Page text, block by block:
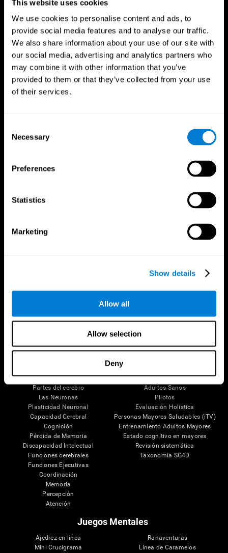
This website uses cookies
We use cookies to personalise content and ads, to
provide social media features and to analyse our traffic.
We also share information about your use of our site with
our social media, advertising and analytics partners who
may combine it with other information that you’ve
provided to them or that they’ve collected from your use
of their services.
Selection
Necessary
Preferences
Statistics
Marketing
Show details
Allow all
Allow selection
Deny
Síguenos en
Tu Cerebro
Mente y Cerebro
Partes del cerebro
Las Neuronas
Plasticidad Neuronal
Capacidad Cerebral
Cognición
Pérdida de Memoria
Discapacidad Intelectual
Funciones cerebrales
Funciones Ejecutivas
Coordinación
Memoria
Percepción
Atención
Investigación
Validación de las Terapias Digitales
Juegos de Ordenador
Adultos Sanos
Pilotos
Evaluación Holistica
Personas Mayores Saludables (iTV)
Entrenamiento Adultos Mayores
Estado cognitivo en mayores
Revisión sistemática
Taxonomía SG4D
Juegos Mentales
Ajedrez en línea
Mini Crucigrama
Ranaventuras
Línea de Caramelos